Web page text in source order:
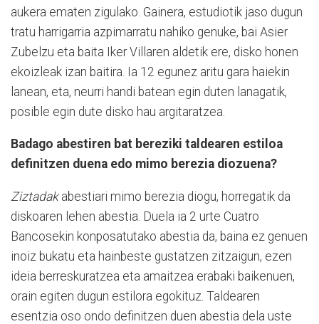
aukera ematen zigulako. Gainera, estudiotik jaso dugun
tratu harrigarria azpimarratu nahiko genuke, bai Asier
Zubelzu eta baita Iker Villaren aldetik ere, disko honen
ekoizleak izan baitira. Ia 12 egunez aritu gara haiekin
lanean, eta, neurri handi batean egin duten lanagatik,
posible egin dute disko hau argitaratzea.
Badago abestiren bat bereziki taldearen estiloa
definitzen duena edo mimo berezia diozuena?
Ziztadakabestiari mimo berezia diogu, horregatik da
diskoaren lehen abestia. Duela ia 2 urte Cuatro
Bancosekin konposatutako abestia da, baina ez genuen
inoiz bukatu eta hainbeste gustatzen zitzaigun, ezen
ideia berreskuratzea eta amaitzea erabaki baikenuen,
orain egiten dugun estilora egokituz. Taldearen
esentzia oso ondo definitzen duen abestia dela uste